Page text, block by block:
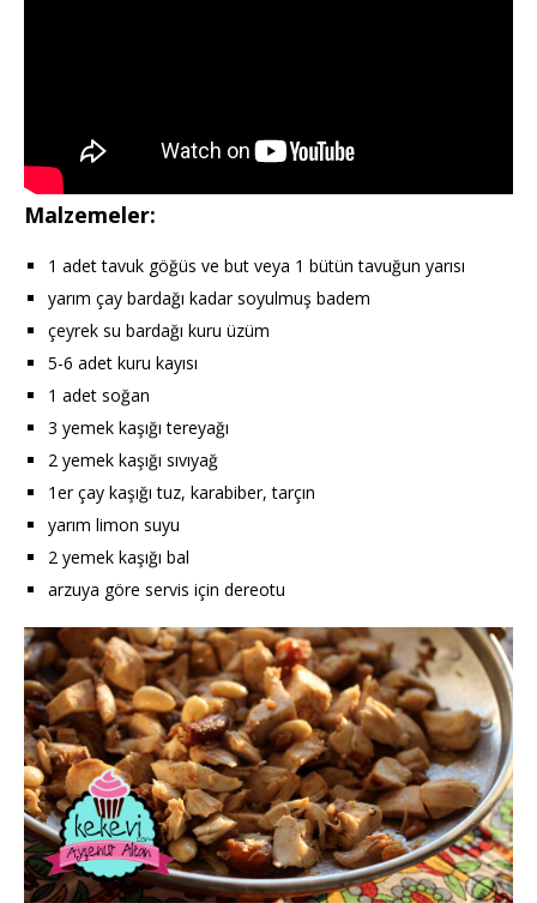
Malzemeler:
1 adet tavuk göğüs ve but veya 1 bütün tavuğun yarısı
yarım çay bardağı kadar soyulmuş badem
çeyrek su bardağı kuru üzüm
5-6 adet kuru kayısı
1 adet soğan
3 yemek kaşığı tereyağı
2 yemek kaşığı sıvıyağ
1er çay kaşığı tuz, karabiber, tarçın
yarım limon suyu
2 yemek kaşığı bal
arzuya göre servis için dereotu